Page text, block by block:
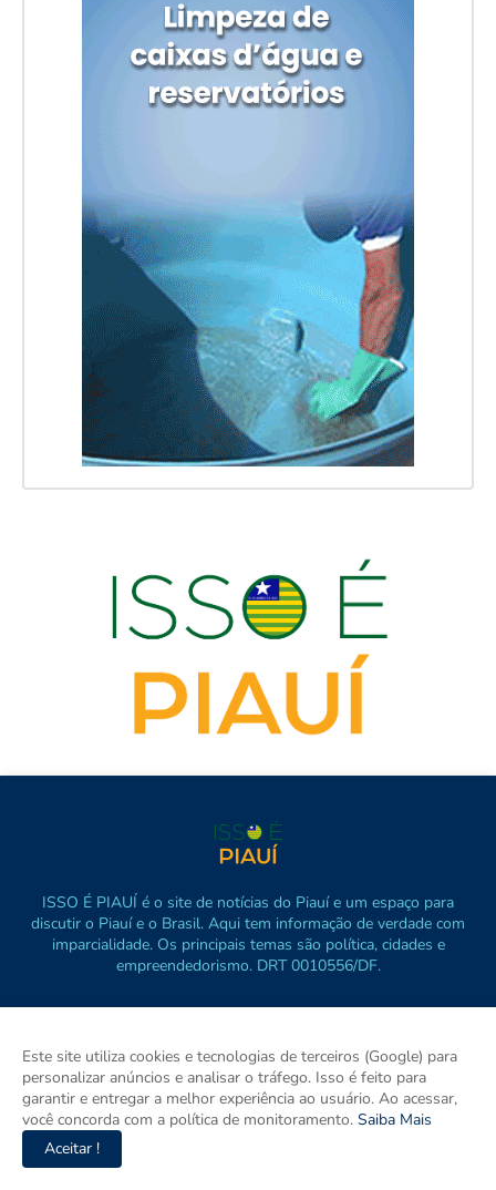
ISSO É PIAUÍ é o site de notícias do Piauí e um espaço para
discutir o Piauí e o Brasil. Aqui tem informação de verdade com
imparcialidade. Os principais temas são política, cidades e
empreendedorismo. DRT 0010556/DF.
Este site utiliza cookies e tecnologias de terceiros (Google) para
personalizar anúncios e analisar o tráfego. Isso é feito para
garantir e entregar a melhor experiência ao usuário. Ao acessar,
você concorda com a política de monitoramento. Saiba Mais
Aceitar !